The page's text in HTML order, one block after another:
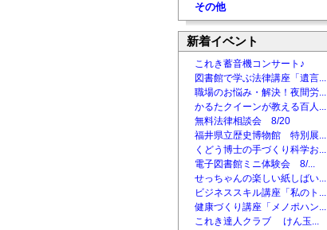
その他
新着イベント
これき蓄音機コンサート♪
図書館で学ぶ法律講座「遺言...
職場のお悩み・解決！夜間労...
かるたクイーンが教える百人...
無料法律相談会 8/20
福井県立歴史博物館 特別展...
くどう博士の手づくり科学お...
電子図書館ミニ体験会 8/...
せっちゃんの楽しい紙しばい...
ビジネススキル講座「私のト...
健康づくり講座「メノポハン...
これき達人クラブ けん玉...